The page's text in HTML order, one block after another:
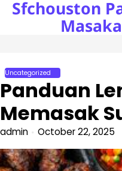
SkipSfchouston
Uncategorized
Panduan
Memasak
admin October 22, 2025